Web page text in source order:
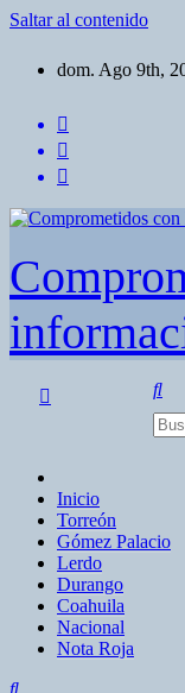
Saltar al contenido
dom. Ago 9th,
Inicio
Torreón
Gómez Palacio
Lerdo
Durango
Coahuila
Nacional
Nota Roja